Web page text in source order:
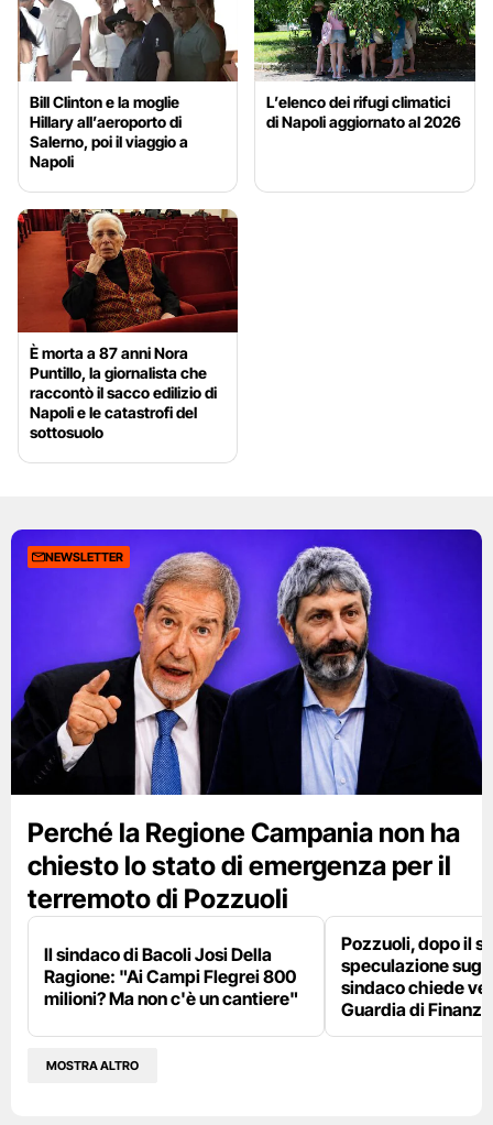
Bill Clinton e la moglie
Hillary all’aeroporto di
Salerno, poi il viaggio a
Napoli
L’elenco dei rifugi climatici
di Napoli aggiornato al 2026
È morta a 87 anni Nora
Puntillo, la giornalista che
raccontò il sacco edilizio di
Napoli e le catastrofi del
sottosuolo
NEWSLETTER
Perché la Regione Campania non ha
chiesto lo stato di emergenza per il
terremoto di Pozzuoli
Il sindaco di Bacoli Josi Della
Ragione: "Ai Campi Flegrei 800
milioni? Ma non c'è un cantiere"
Pozzuoli, dopo il
speculazione
sindaco chiede
Guardia di Finanza
MOSTRA ALTRO